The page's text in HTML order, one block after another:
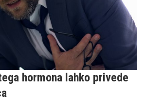
hormona lahko privede